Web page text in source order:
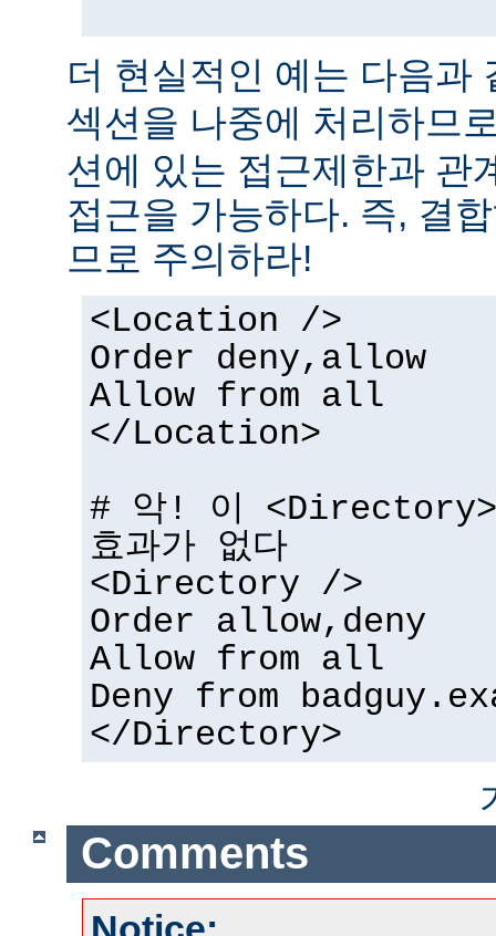
더 현실적인 예는 다음과
섹션을 나중에 처리하므
션에 있는 접근제한과 관
접근을 가능하다. 즉, 결
므로 주의하라!
<Location />
Order deny,allow
Allow from all
</Location>
# 악! 이 <Directory>
효과가 없다
<Directory />
Order allow,deny
Allow from all
Deny from
</Directory>
Comments